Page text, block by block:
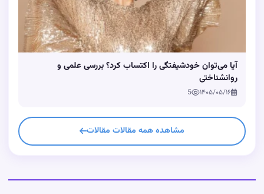
آیا می‌توان خودشیفتگی را اکتساب کرد؟ بررسی علمی و
روانشناختی
۱۴۰۵/۰۵/۱۶ 5
مشاهده همه مقالات مقالات